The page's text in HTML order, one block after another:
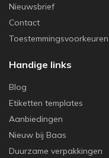
Nieuwsbrief
Contact
Toestemmingsvoorkeuren
Handige links
Blog
Etiketten templates
Aanbiedingen
Nieuw bij Baas
Duurzame verpakkingen